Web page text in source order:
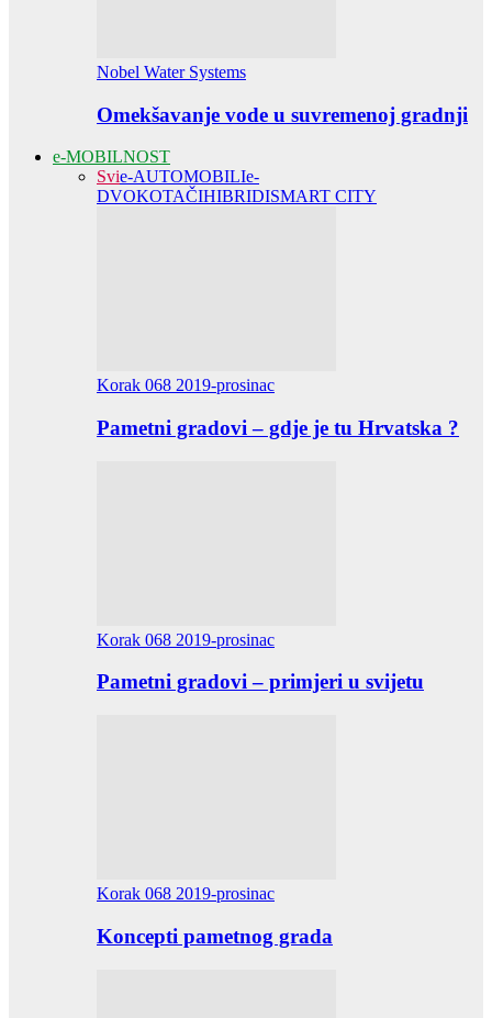
Nobel Water Systems
Omekšavanje vode u suvremenoj gradnji
e-MOBILNOST
Svie-AUTOMOBILIe-
DVOKOTAČIHIBRIDISMART CITY
Korak 068 2019-prosinac
Pametni gradovi – gdje je tu Hrvatska ?
Korak 068 2019-prosinac
Pametni gradovi – primjeri u svijetu
Korak 068 2019-prosinac
Koncepti pametnog grada